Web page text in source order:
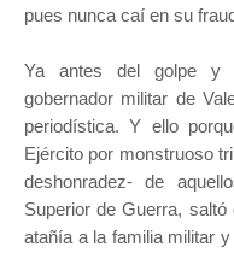
pues nunca caí en su
Ya antes del golpe y
gobernador militar de
periodística. Y ello
Ejército por monstruoso
deshonradez- de
Superior de Guerra,
atañía a la familia militar